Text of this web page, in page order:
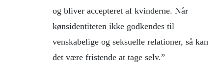
og bliver accepteret af kvinderne. Når
kønsidentiteten ikke godkendes til
venskabelige og seksuelle relationer, så kan
det være fristende at tage selv.”